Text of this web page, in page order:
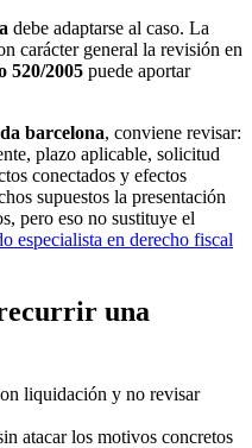
debe adaptarse al caso. La
carácter general la revisión en
520/2005 puede aportar
barcelona, conviene revisar:
plazo aplicable, solicitud
conectados y efectos
supuestos la presentación
pero eso no sustituye el
especialista en derecho fiscal
una
liquidación y no revisar
atacar los motivos concretos